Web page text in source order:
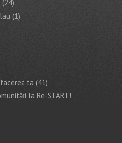
(24)
(1)
ta (41)
la Re-START!